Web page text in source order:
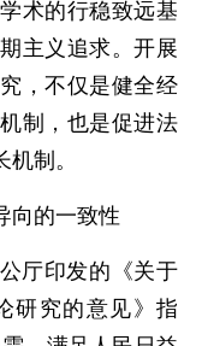
术的行稳致远基
主义追求。开展
，不仅是健全经
制，也是促进法
制。
向的一致性
厅印发的《关于
研究的意见》指